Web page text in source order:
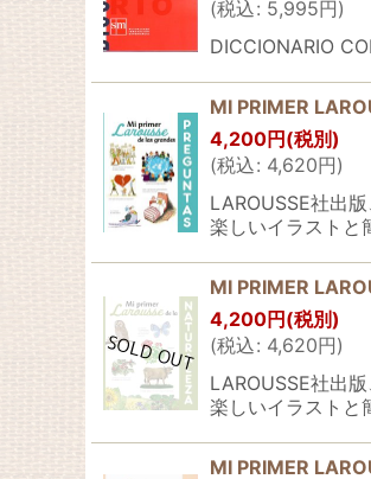
(税込: 5,995円)
DICCIONARIO
MI PRIMER
4,200円 (税別)
(税込: 4,620円)
LAROUSSE社出
楽しいイラストと
MI PRIMER
4,200円 (税別)
(税込: 4,620円)
LAROUSSE社出
楽しいイラストと
MI PRIMER